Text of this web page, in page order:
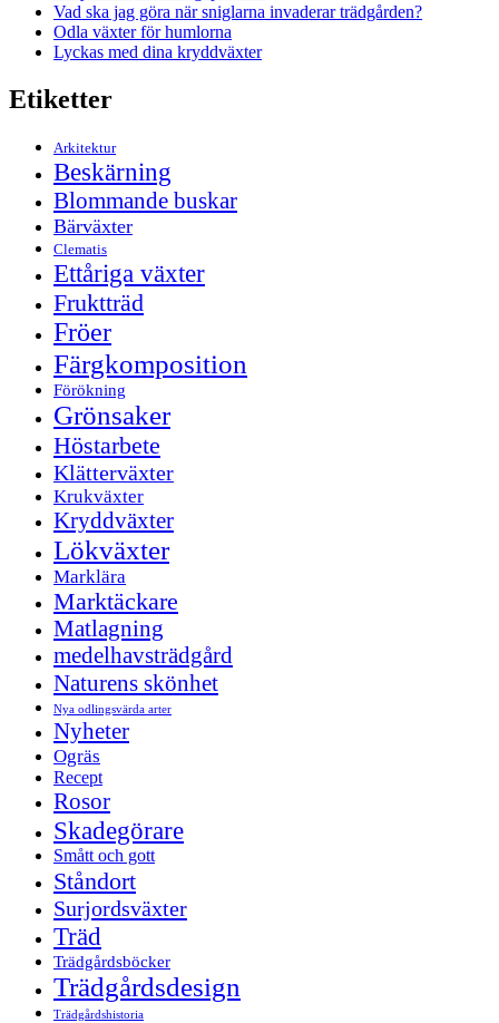
Vad ska jag göra när sniglarna invaderar trädgården?
Odla växter för humlorna
Lyckas med dina kryddväxter
Etiketter
Arkitektur
Beskärning
Blommande buskar
Bärväxter
Clematis
Ettåriga växter
Fruktträd
Fröer
Färgkomposition
Förökning
Grönsaker
Höstarbete
Klätterväxter
Krukväxter
Kryddväxter
Lökväxter
Marklära
Marktäckare
Matlagning
medelhavsträdgård
Naturens skönhet
Nya odlingsvärda arter
Nyheter
Ogräs
Recept
Rosor
Skadegörare
Smått och gott
Ståndort
Surjordsväxter
Träd
Trädgårdsböcker
Trädgårdsdesign
Trädgårdshistoria